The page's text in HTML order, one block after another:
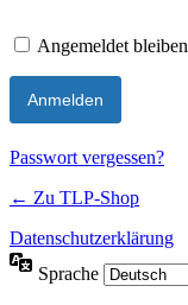
Angemeldet bleiben
Passwort vergessen?
← Zu TLP-Shop
Datenschutzerklärung
Sprache